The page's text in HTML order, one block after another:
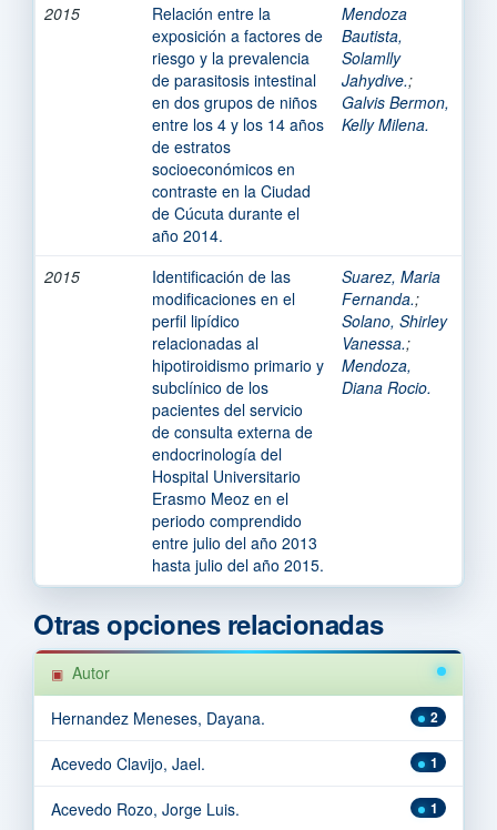
2015
Relación entre la
exposición a factores de
riesgo y la prevalencia
de parasitosis intestinal
en dos grupos de niños
entre los 4 y los 14 años
de estratos
socioeconómicos en
contraste en la Ciudad
de Cúcuta durante el
año 2014.
Mendoza
Bautista,
Solamlly
Jahydive.;
Galvis Bermon,
Kelly Milena.
2015
Identificación de las
modificaciones en el
perfil lipídico
relacionadas al
hipotiroidismo primario y
subclínico de los
pacientes del servicio
de consulta externa de
endocrinología del
Hospital Universitario
Erasmo Meoz en el
periodo comprendido
entre julio del año 2013
hasta julio del año 2015.
Suarez, Maria
Fernanda.;
Solano, Shirley
Vanessa.;
Mendoza,
Diana Rocio.
Otras opciones relacionadas
Autor
2
Hernandez Meneses, Dayana.
1
Acevedo Clavijo, Jael.
1
Acevedo Rozo, Jorge Luis.